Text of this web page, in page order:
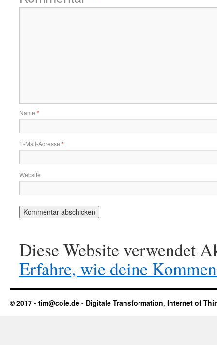
Name *
E-Mail-Adresse *
Website
Diese Website verwendet
Erfahre, wie deine
© 2017 - tim@cole.de - Digitale Transformation, Internet of